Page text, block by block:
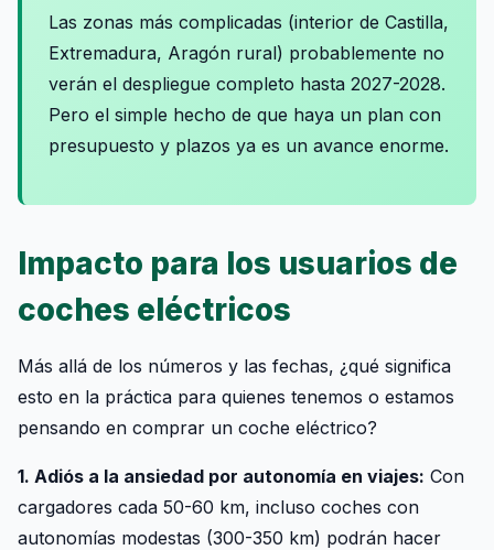
Las zonas más complicadas (interior de Castilla,
Extremadura, Aragón rural) probablemente no
verán el despliegue completo hasta 2027-2028.
Pero el simple hecho de que haya un plan con
presupuesto y plazos ya es un avance enorme.
Impacto para los usuarios de
coches eléctricos
Más allá de los números y las fechas, ¿qué significa
esto en la práctica para quienes tenemos o estamos
pensando en comprar un coche eléctrico?
1. Adiós a la ansiedad por autonomía en viajes: Con
cargadores cada 50-60 km, incluso coches con
autonomías modestas (300-350 km) podrán hacer